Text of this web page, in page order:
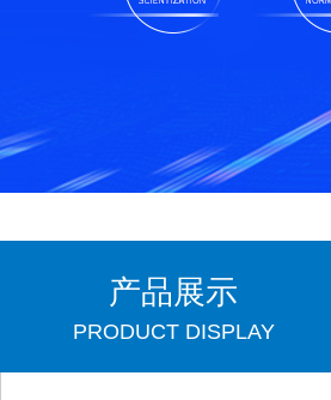
产品展示
PRODUCT DISPLAY